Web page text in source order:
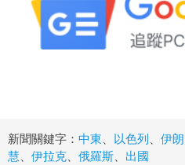
新聞關鍵字： 中東 以色列 伊朗
慧
伊拉克 俄羅斯 出國